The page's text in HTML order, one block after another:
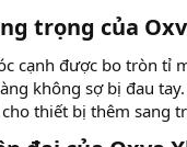
trọng của
cạnh được bo tròn tỉ
không sợ bị đau
thiết bị thêm sang